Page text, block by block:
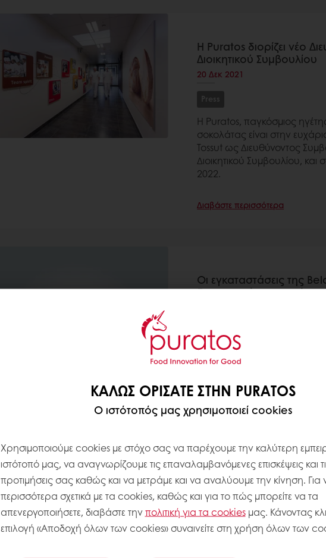
Η Puratos διορίζει νέο
Διοικητικού Συμβουλίου
20 Δεκ 2021
Press
Η Puratos, παγκόσμιος
σοκολάτας είναι στην
Tossut ως Διευθύνοντος
Διοικητικού Συμβουλίου,
2022.
Διαβάστε περισσότερα
Οι εγκαταστάσεις της
δημιουργείται το πρώτο
Press Δεσμεύσεις
Η μεγαλύτερη επένδυση στην
διπλασιασμό της
Erembodegem, καθώς η
να αυξάνεται.
Η Puratos ανακοινώνει
στις Φιλιππίνες
ΚΑΛΏΣ ΟΡΊΣΑΤΕ ΣΤΗΝ PURATOS
Ο ιστότοπός μας χρησιμοποιεί cookies
Χρησιμοποιούμε cookies με στόχο σας να παρέχουμε την καλύτερη
ιστότοπό μας, να αναγνωρίζουμε τις επαναλαμβανόμενες επισκέψεις και
προτιμήσεις σας καθώς και να μετράμε και να αναλύουμε την κίνηση. Για
περισσότερα σχετικά με τα cookies, καθώς και για το πώς μπορείτε να τα
απενεργοποιήσετε, διαβάστε τηνπολιτική για τα cookiesμας. Κάνοντας
επιλογή «Αποδοχή όλων των cookies» συναινείτε στη χρήση όλων των